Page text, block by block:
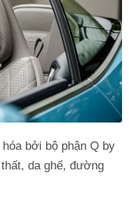
bởi bộ phận Q by
da ghế, đường